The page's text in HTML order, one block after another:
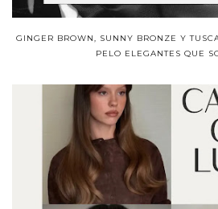
GINGER BROWN, SUNNY BRONZE Y
PELO ELEGANTES QUE